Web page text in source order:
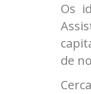
Os
de